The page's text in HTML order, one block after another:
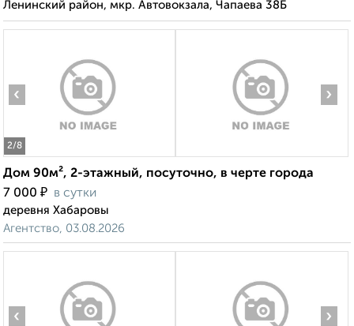
Ленинский район, мкр. Автовокзала, Чапаева 38Б
2/8
‹ ›
Дом 90м², 2-этажный, посуточно, в черте города
7 000 ₽ в сутки
деревня Хабаровы
Агентство, 03.08.2026
‹ ›